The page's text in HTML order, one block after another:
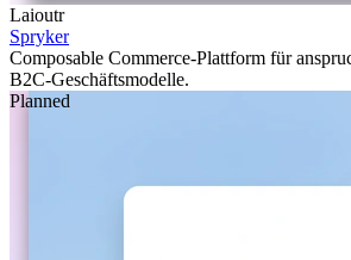
Laioutr
Spryker
Composable Commerce-Plattform für
B2C-Geschäftsmodelle.
Planned